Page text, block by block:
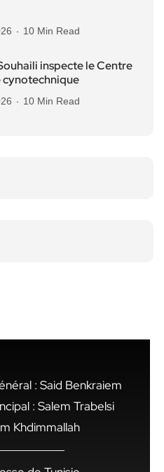
10 Min Read
inspecte le Centre
10 Min Read
: Said Benkraiem
: Salem Trabelsi
Khdimmallah